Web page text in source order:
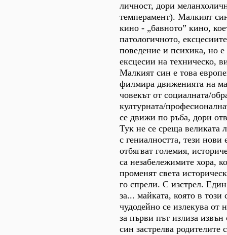
личност, дори
темперамент). Малкият
кино - „бавното” кино,
патологичното,
поведение и психика, но
ексцесии на техническо,
Малкият син е това
филмира движенията на
човекът от социалната/
културната/
се движи по ръба, дори
Тук не се среща великата
с гениалността, тези
отбягват големия,
са незабележимите хора,
променят света
го спрели. С изстрел.
за... майката, която в този
чудодейно се излекува от
за първи път излиза
син застрелва родителите